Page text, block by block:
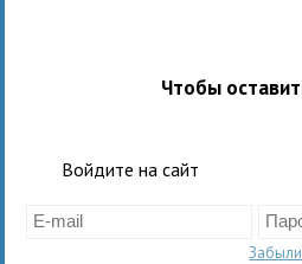
Чтобы
Войдите на сайт